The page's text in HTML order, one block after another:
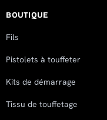
BOUTIQUE
Fils
Pistolets à touffeter
Kits de démarrage
Tissu de touffetage